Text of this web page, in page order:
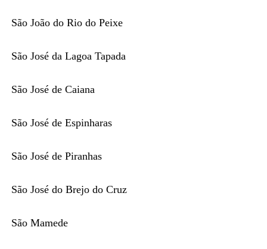
São João do Rio do Peixe
São José da Lagoa Tapada
São José de Caiana
São José de Espinharas
São José de Piranhas
São José do Brejo do Cruz
São Mamede